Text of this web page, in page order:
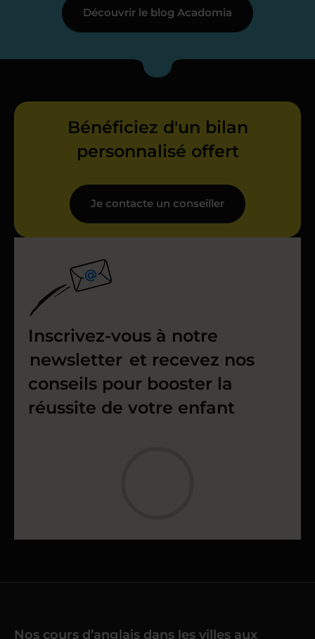
Découvrir le blog Acadomia
Bénéficiez d'un bilan
personnalisé offert
Je contacte un conseiller
Inscrivez-vous à notre
newsletter et recevez nos
conseils pour booster la
réussite de votre enfant
Nos cours d’anglais dans les villes aux